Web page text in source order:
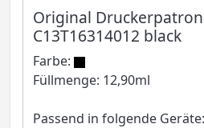
Original
C13T16314012 black
Farbe:
Füllmenge: 12,90ml
Passend in folgende Geräte: